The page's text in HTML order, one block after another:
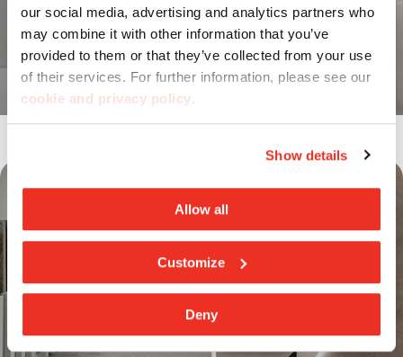
our social media, advertising and analytics partners who
may combine it with other information that you’ve
provided to them or that they’ve collected from your use
of their services. For further information, please see our
cookie and privacy policy.
Show details
Allow all
Customize
Deny